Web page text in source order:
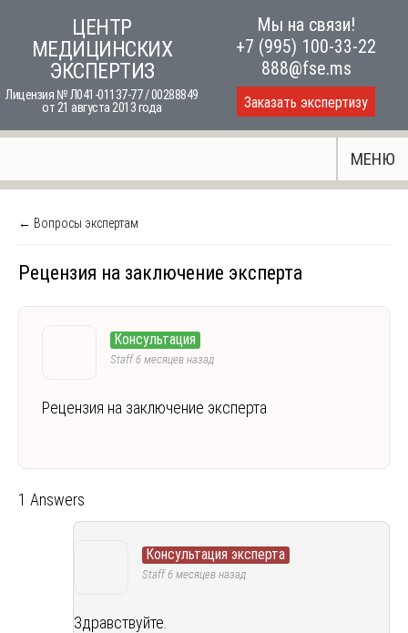
content
ЦЕНТР
МЕДИЦИНСКИХ
ЭКСПЕРТИЗ
Лицензия № Л041-01137-77 / 00288849
от 21 августа 2013 года
Мы на связи!
+7 (995) 100-33-22
888@fse.ms
Заказать экспертизу
МЕНЮ
← Вопросы экспертам
Рецензия на заключение эксперта
Консультация
Staff6 месяцев назад
Рецензия на заключение эксперта
1 Answers
Консультация эксперта
Staff6 месяцев назад
Здравствуйте.